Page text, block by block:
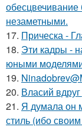
обесцвечивание
незаметными.
17. Прическа -
18. Эти кадры -
юными
19.
20. Власий
21. Я думала он
стиль (ибо